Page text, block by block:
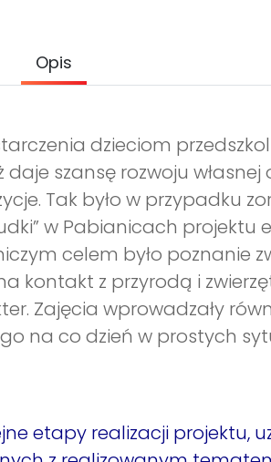
Opis
dzieciom
szansę rozwoju własnej
Tak było w przypadku
w Pabianicach
celem było poznanie
kontakt z przyrodą i
Zajęcia wprowadzały
na co dzień w prostych
etapy realizacji projektu,